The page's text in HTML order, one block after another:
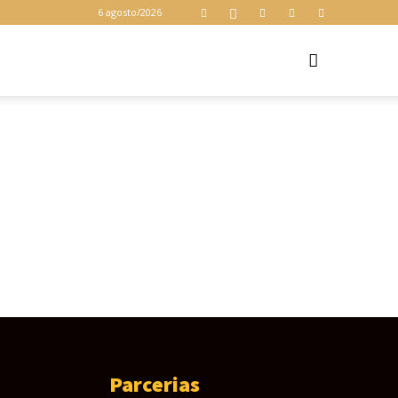
6 agosto/2026
Parcerias